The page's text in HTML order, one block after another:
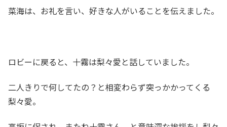
菜海は、お礼を言い、好きな人がいることを伝えました。
ロビーに戻ると、十霧は梨々愛と話していました。
二人きりで何してたの？と相変わらず突っかかってくる
梨々愛。